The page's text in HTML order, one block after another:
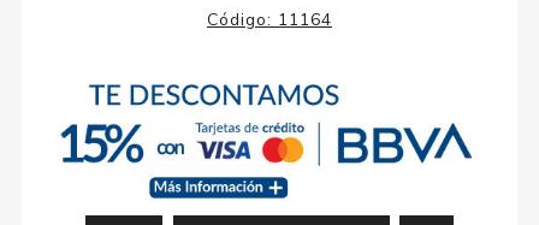
Código: 11164